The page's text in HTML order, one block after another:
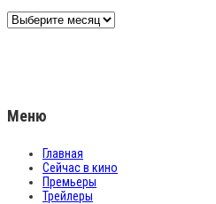
Архив
новостей
Меню
Главная
Сейчас в кино
Премьеры
Трейлеры